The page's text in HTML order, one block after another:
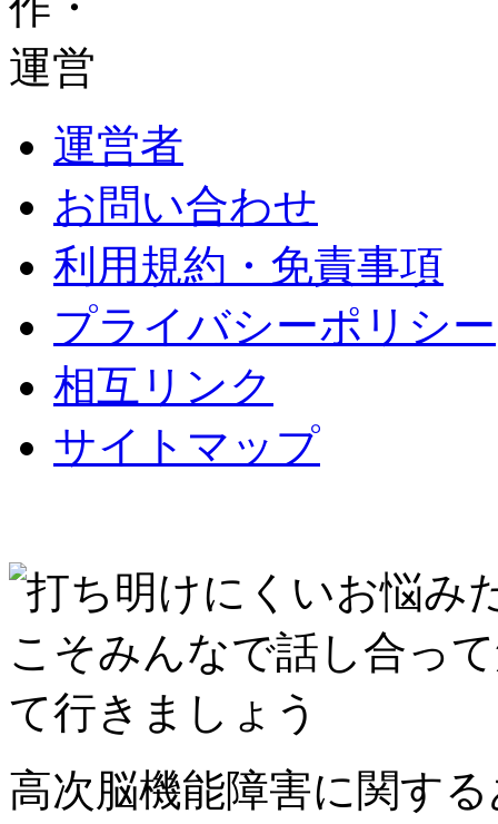
運営者
お問い合わせ
利用規約・免責事項
プライバシーポリシー
相互リンク
サイトマップ
高次脳機能障害に関す